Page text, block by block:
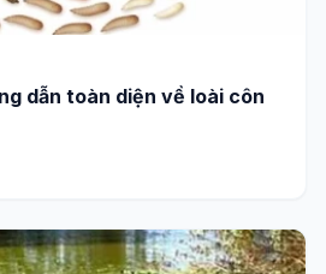
dẫn toàn diện về loài côn